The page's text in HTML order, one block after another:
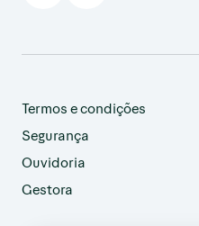
Termos e condições
Segurança
Ouvidoria
Gestora